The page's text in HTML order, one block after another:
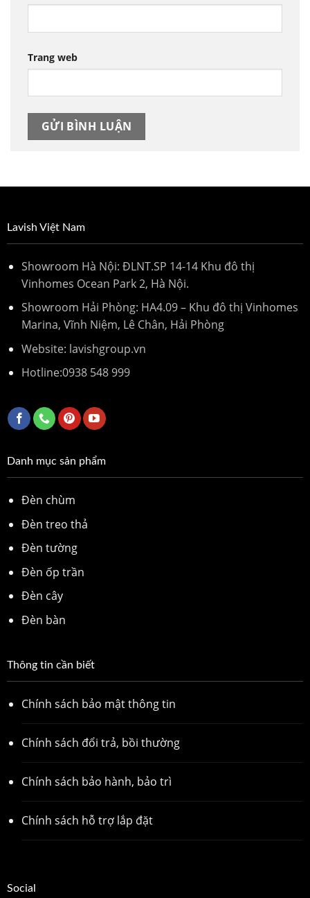
Trang web
Lavish Việt Nam
Showroom Hà Nội: ĐLNT.SP 14-14 Khu đô thị
Vinhomes Ocean Park 2, Hà Nội.
Showroom Hải Phòng: HA4.09 – Khu đô thị Vinhomes
Marina, Vĩnh Niệm, Lê Chân, Hải Phòng
Website: lavishgroup.vn
Hotline:0938 548 999
Danh mục sản phẩm
Đèn chùm
Đèn treo thả
Đèn tường
Đèn ốp trần
Đèn cây
Đèn bàn
Thông tin cần biết
Chính sách bảo mật thông tin
Chính sách đổi trả, bồi thường
Chính sách bảo hành, bảo trì
Chính sách hỗ trợ lắp đặt
Social